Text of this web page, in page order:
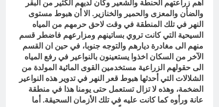
أهم زراعتهم الحنطة والشعير وكان لديهم الكثير من البقر
والضأن والمعزى والحمير والخنازير. الا أن هبوط مستوى
النهر في تلك المنطقة في وقت لاحق حرمهم من المياه
السيحية التي كانت تروي بساتينهم ومزارعهم فاضطر قسم
منهم الى مغادرة ديارهم والتوجه جنوبا، في حين ان القسم
الآخر من السكان اخذوا يستعينون بالنواعير في رفع المياه
الى حقولهم الزراعية مستخدمين القوى المائية المولدة من
الشلالات التي أحدثها هبوط قعر النهر في تدوير هذه النواعير
الضخمة، وهذه لا تزال تستعمل حتى يومنا هذا في منطقة
عانة ورأوه كما كانت عليه في تلك الأزمان السحيقة. أما